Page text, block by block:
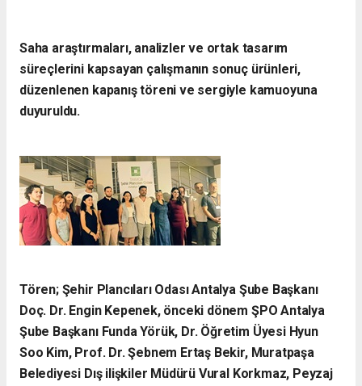
Saha araştırmaları, analizler ve ortak tasarım
süreçlerini kapsayan çalışmanın sonuç ürünleri,
düzenlenen kapanış töreni ve sergiyle kamuoyuna
duyuruldu.
Tören; Şehir Plancıları Odası Antalya Şube Başkanı
Doç. Dr. Engin Kepenek, önceki dönem ŞPO Antalya
Şube Başkanı Funda Yörük, Dr. Öğretim Üyesi Hyun
Soo Kim, Prof. Dr. Şebnem Ertaş Bekir, Muratpaşa
Belediyesi Dış ilişkiler Müdürü Vural Korkmaz, Peyzaj